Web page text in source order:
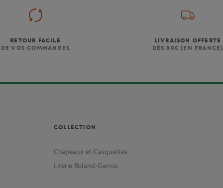
RETOUR FACILE
DE VOS COMMANDES
LIVRAISON OFFERTE
DÈS 80€ (EN FRANCE)
COLLECTION
Chapeaux et Casquettes
Literie Roland-Garros